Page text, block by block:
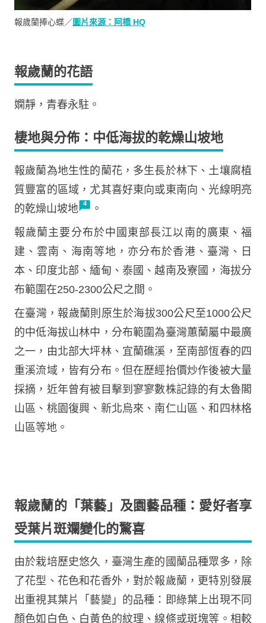
報歲蘭捧心蝶／圖片來源：阿橋 HQ
報歲蘭的花語
嫻靜，青春永駐。
棲地與分佈：中低海拔的乾燥山坡地
報歲蘭為地生性的蘭花，多生長於林下、土壤腐植
質豐富的區域，尤其喜好東向或東南向、光線明亮
的乾燥山坡地
。
報歲蘭主要分布於中國東部長江以南的廣東、福
建、雲南、海南等地，亦分布於香港、臺灣、日
本、印度北部、緬甸、泰國、越南及寮國，海拔分
布範圍在250-2300公尺之間。
在臺灣，報歲蘭則原生於海拔300公尺至1000公尺
的中低海拔山林中，分布範圍為臺灣蕙蘭屬中最廣
之一，由北部大坪林、宜蘭礁溪，至南部恆春的四
重溪流域，皆有分布。但在歷經抬價炒作後被大量
採摘，近年曾有被目擊到寥寥數株記錄的有太魯閣
山區、桃園復興、新北烏來、南仁山區、和四林格
山區等地。
報歲蘭的「葉藝」及園藝品種：愛好者享
受葉片斑斕變化的驚喜
由於栽培歷史悠久，臺灣生產的國蘭品種眾多，除
了花型、花色和花香外，對於報歲蘭，更特別發展
出重視其葉片「藝變」的品種：即綠葉上出現不同
顏色如白色、白黃色的紋理、線條或斑塊等。相較